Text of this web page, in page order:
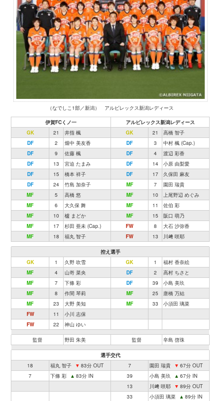
（なでしこ1部／新潟） アルビレックス新潟レディース
伊賀FCくノ一
アルビレックス新潟レディース
GK
21 井指 楓 GK 21
高橋 智子
DF
2 畑中 美友香 DF 3
中村 楓 (Cap.)
DF
9 佐藤 楓 DF 4
渡辺 彩香
DF
13 宮迫 たまみ DF 14
小原 由梨愛
DF
15 橋本 祥子 DF 17
久保田 麻友
DF
24 竹島 加奈子 MF 7
園田 瑞貴
MF
5 高橋 悠 MF 10
上尾野辺 めぐみ
MF
6 大久保 舞 MF 11
佐伯 彩
MF
10 櫨 まどか MF 15
阪口 萌乃
MF
17 杉田 亜未 (Cap.) FW 8
大石 沙弥香
MF
18 福丸 智子 FW 13 川﨑 咲耶
控え選手
GK
1 久野 吹雪 GK 1
福村 香奈絵
MF
4 山嵜 菜央 DF 2
高村 ちさと
MF
7 下條 彩 DF 39
小島 美玖
MF
8 作間 琴莉 MF 25
唐橋 万結
MF
23 大野 美知 MF 33
小須田 璃菜
FW
11
小川 志保
FW
22 神山 ゆい
監督 野田 朱美 監督 辛島 啓珠
選手交代
18
福丸 智子 ▼ 83分 OUT 7 園田 瑞貴 ▼ 67分 OUT
7
下條 彩 ▲ 83分 IN 39 小島 美玖 ▲ 67分 IN
13
川﨑 咲耶 ▼ 89分 OUT
33
小須田 璃菜 ▲ 89分 IN